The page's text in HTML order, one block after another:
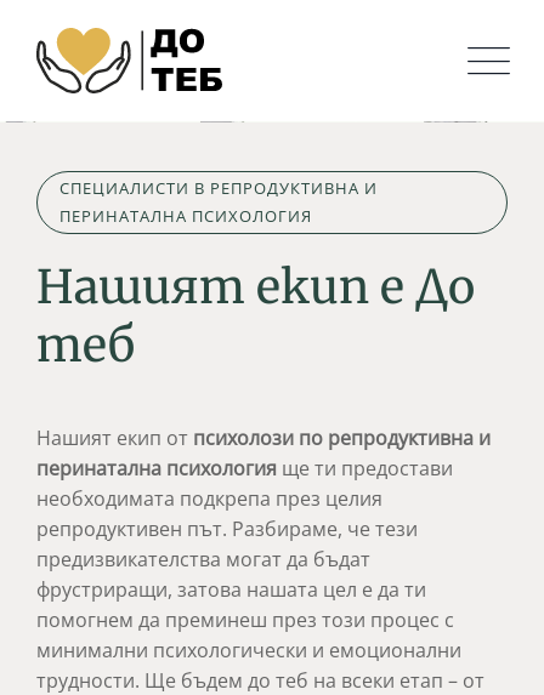
СПЕЦИАЛИСТИ В РЕПРОДУКТИВНА И
ПЕРИНАТАЛНА ПСИХОЛОГИЯ
Нашият екип е До
теб
Нашият екип от психолози по репродуктивна и
перинатална психология ще ти предостави
необходимата подкрепа през целия
репродуктивен път. Разбираме, че тези
предизвикателства могат да бъдат
фрустриращи, затова нашата цел е да ти
помогнем да преминеш през този процес с
минимални психологически и емоционални
трудности. Ще бъдем до теб на всеки етап – от